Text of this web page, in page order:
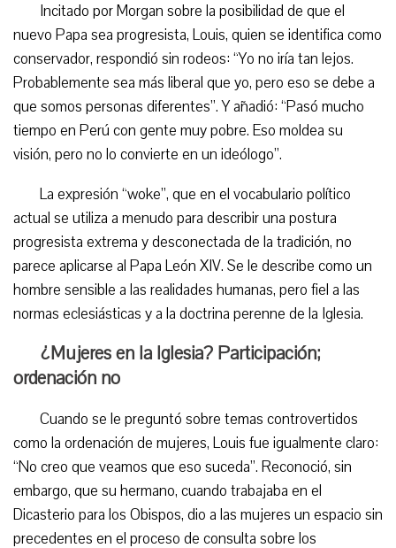
Incitado por Morgan sobre la posibilidad de que el
nuevo Papa sea progresista, Louis, quien se identifica como
conservador, respondió sin rodeos: “Yo no iría tan lejos.
Probablemente sea más liberal que yo, pero eso se debe a
que somos personas diferentes”. Y añadió: “Pasó mucho
tiempo en Perú con gente muy pobre. Eso moldea su
visión, pero no lo convierte en un ideólogo”.
La expresión “woke”, que en el vocabulario político
actual se utiliza a menudo para describir una postura
progresista extrema y desconectada de la tradición, no
parece aplicarse al Papa León XIV. Se le describe como un
hombre sensible a las realidades humanas, pero fiel a las
normas eclesiásticas y a la doctrina perenne de la Iglesia.
¿Mujeres en la Iglesia? Participación;
ordenación no
Cuando se le preguntó sobre temas controvertidos
como la ordenación de mujeres, Louis fue igualmente claro:
“No creo que veamos que eso suceda”. Reconoció, sin
embargo, que su hermano, cuando trabajaba en el
Dicasterio para los Obispos, dio a las mujeres un espacio sin
precedentes en el proceso de consulta sobre los